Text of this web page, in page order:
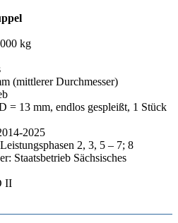
kg
(mittlerer Durchmesser)
= 13 mm, endlos gespleißt, 1 Stück
2025
2, 3, 5 – 7; 8
Staatsbetrieb Sächsisches
II